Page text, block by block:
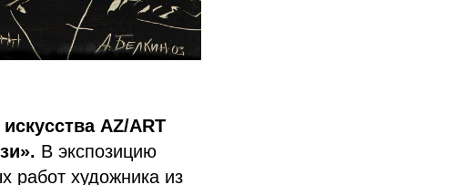
AZ/ART
В экспозицию
работ художника из